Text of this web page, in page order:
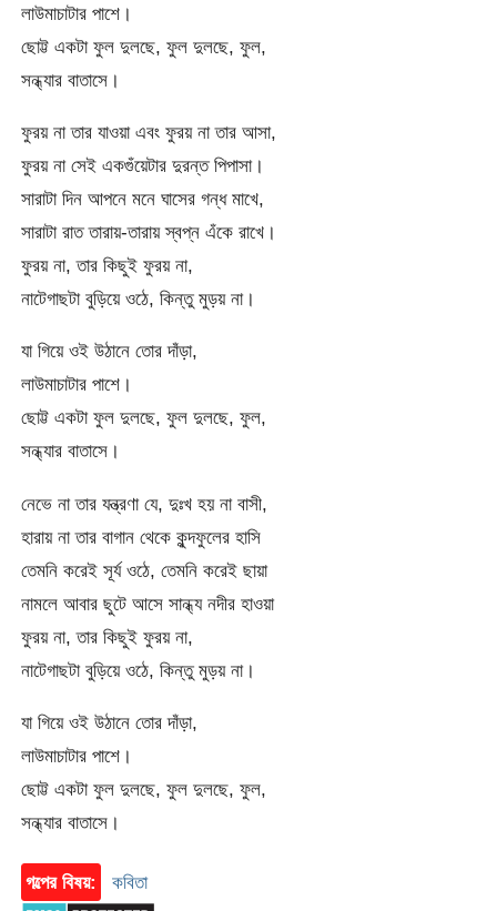
লাউমাচাটার পাশে।
ছোট্ট একটা ফুল দুলছে, ফুল দুলছে, ফুল,
সন্ধ্যার বাতাসে।
ফুরয় না তার যাওয়া এবং ফুরয় না তার আসা,
ফুরয় না সেই একগুঁয়েটার দুরন্ত পিপাসা।
সারাটা দিন আপনে মনে ঘাসের গন্ধ মাখে,
সারাটা রাত তারায়-তারায় স্বপ্ন এঁকে রাখে।
ফুরয় না, তার কিছুই ফুরয় না,
নাটেগাছটা বুড়িয়ে ওঠে, কিন্তু মুড়য় না।
যা গিয়ে ওই উঠানে তোর দাঁড়া,
লাউমাচাটার পাশে।
ছোট্ট একটা ফুল দুলছে, ফুল দুলছে, ফুল,
সন্ধ্যার বাতাসে।
নেভে না তার যন্ত্রণা যে, দুঃখ হয় না বাসী,
হারায় না তার বাগান থেকে কুন্দফুলের হাসি
তেমনি করেই সূর্য ওঠে, তেমনি করেই ছায়া
নামলে আবার ছুটে আসে সান্ধ্য নদীর হাওয়া
ফুরয় না, তার কিছুই ফুরয় না,
নাটেগাছটা বুড়িয়ে ওঠে, কিন্তু মুড়য় না।
যা গিয়ে ওই উঠানে তোর দাঁড়া,
লাউমাচাটার পাশে।
ছোট্ট একটা ফুল দুলছে, ফুল দুলছে, ফুল,
সন্ধ্যার বাতাসে।
গল্পের বিষয়: কবিতা